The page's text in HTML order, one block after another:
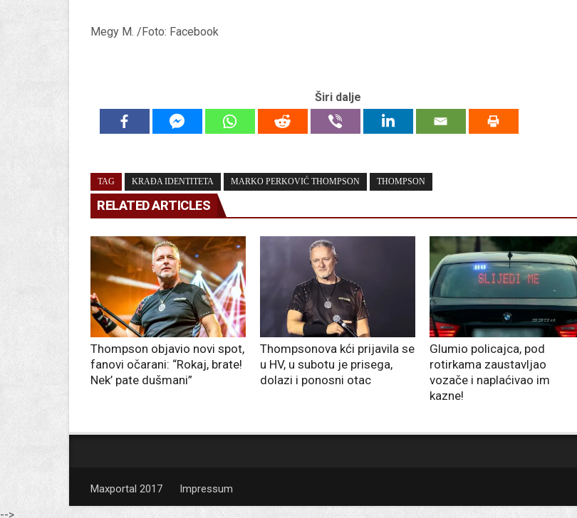
Megy M. /Foto: Facebook
Širi dalje
TAG KRAĐA IDENTITETA MARKO PERKOVIĆ THOMPSON THOMPSON
RELATED ARTICLES
Thompson objavio novi spot,
fanovi očarani: “Rokaj, brate!
Nek’ pate dušmani”
Thompsonova kći prijavila se
u HV, u subotu je prisega,
dolazi i ponosni otac
Glumio policajca, pod
rotirkama zaustavljao
vozače i naplaćivao im
kazne!
Maxportal 2017 Impressum
-->